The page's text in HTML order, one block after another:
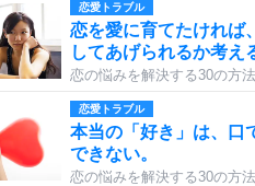
恋愛トラブル
恋を愛に育てたければ
してあげられるか考え
恋の悩みを解決する30の方法
恋愛トラブル
本当の「好き」は、口
できない。
恋の悩みを解決する30の方法